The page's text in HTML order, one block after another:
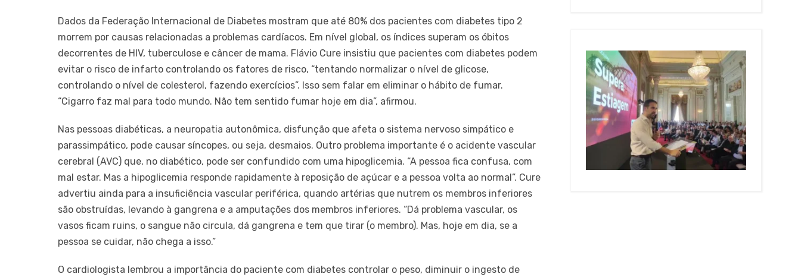
Dados da Federação Internacional de Diabetes mostram que até 80% dos pacientes com diabetes tipo 2
morrem por causas relacionadas a problemas cardíacos. Em nível global, os índices superam os óbitos
decorrentes de HIV, tuberculose e câncer de mama. Flávio Cure insistiu que pacientes com diabetes podem
evitar o risco de infarto controlando os fatores de risco, “tentando normalizar o nível de glicose,
controlando o nível de colesterol, fazendo exercícios”. Isso sem falar em eliminar o hábito de fumar.
“Cigarro faz mal para todo mundo. Não tem sentido fumar hoje em dia”, afirmou.
Nas pessoas diabéticas, a neuropatia autonômica, disfunção que afeta o sistema nervoso simpático e
parassimpático, pode causar síncopes, ou seja, desmaios. Outro problema importante é o acidente vascular
cerebral (AVC) que, no diabético, pode ser confundido com uma hipoglicemia. “A pessoa fica confusa, com
mal estar. Mas a hipoglicemia responde rapidamente à reposição de açúcar e a pessoa volta ao normal”. Cure
advertiu ainda para a insuficiência vascular periférica, quando artérias que nutrem os membros inferiores
são obstruídas, levando à gangrena e a amputações dos membros inferiores. “Dá problema vascular, os
vasos ficam ruins, o sangue não circula, dá gangrena e tem que tirar (o membro). Mas, hoje em dia, se a
pessoa se cuidar, não chega a isso.”
O cardiologista lembrou a importância do paciente com diabetes controlar o peso, diminuir o ingesto de